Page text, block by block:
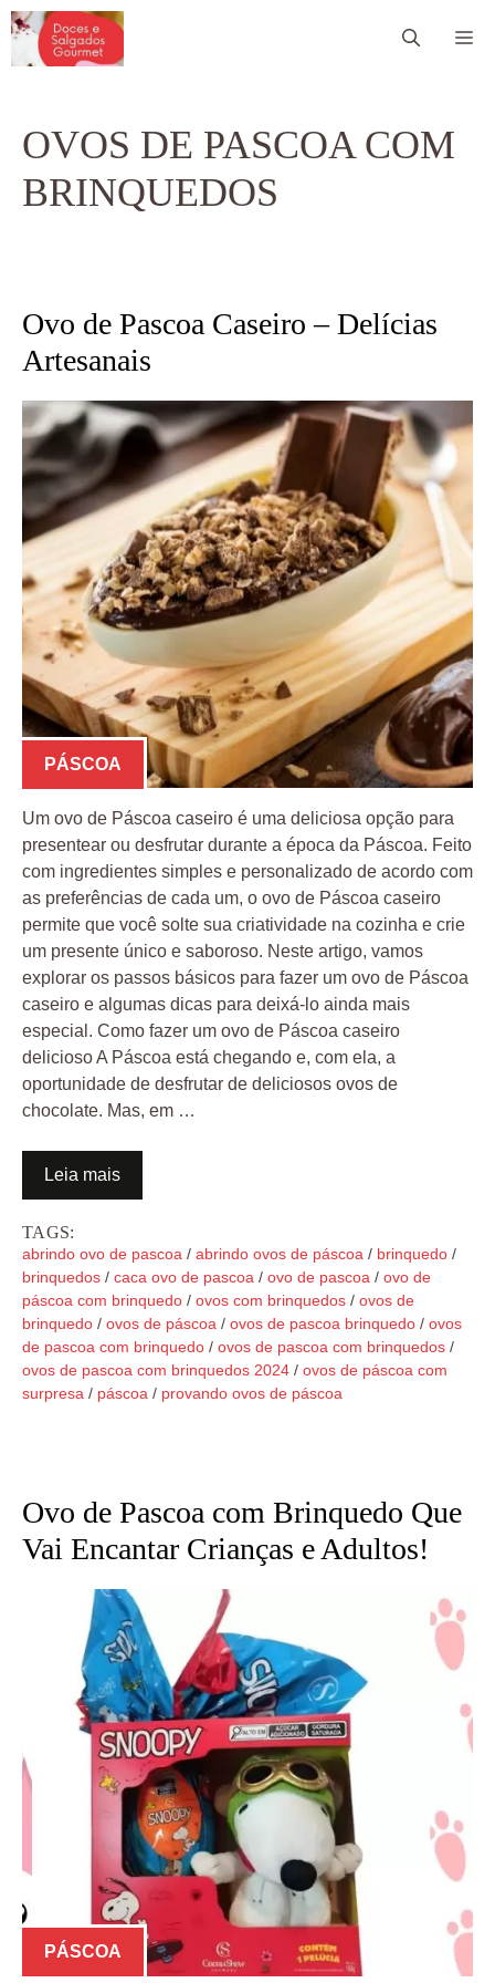
Pular
para
OVOS DE PASCOA COM
BRINQUEDOS
Ovo de Pascoa Caseiro – Delícias
Artesanais
PÁSCOA
Um ovo de Páscoa caseiro é uma deliciosa opção para
presentear ou desfrutar durante a época da Páscoa. Feito
com ingredientes simples e personalizado de acordo com
as preferências de cada um, o ovo de Páscoa caseiro
permite que você solte sua criatividade na cozinha e crie
um presente único e saboroso. Neste artigo, vamos
explorar os passos básicos para fazer um ovo de Páscoa
caseiro e algumas dicas para deixá-lo ainda mais
especial. Como fazer um ovo de Páscoa caseiro
delicioso A Páscoa está chegando e, com ela, a
oportunidade de desfrutar de deliciosos ovos de
chocolate. Mas, em …
Leia mais
TAGS:
abrindo ovo de pascoa / abrindo ovos de páscoa / brinquedo /
brinquedos / caca ovo de pascoa / ovo de pascoa / ovo de
páscoa com brinquedo / ovos com brinquedos / ovos de
brinquedo / ovos de páscoa / ovos de pascoa brinquedo / ovos
de pascoa com brinquedo / ovos de pascoa com brinquedos /
ovos de pascoa com brinquedos 2024 / ovos de páscoa com
surpresa / páscoa / provando ovos de páscoa
Ovo de Pascoa com Brinquedo Que
Vai Encantar Crianças e Adultos!
PÁSCOA